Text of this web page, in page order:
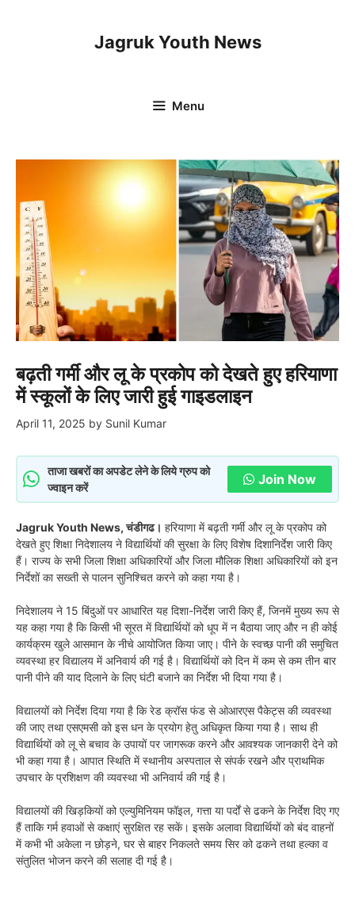
Jagruk Youth News
Menu
बढ़ती गर्मी और लू के प्रकोप को देखते हुए हरियाणा
में स्कूलों के लिए जारी हुई गाइडलाइन
April 11, 2025 by Sunil Kumar
ताजा खबरों का अपडेट लेने के लिये ग्रुप को
ज्वाइन करें
Join Now
Jagruk Youth News, चंडीगढ। हरियाणा में बढ़ती गर्मी और लू के प्रकोप को
देखते हुए शिक्षा निदेशालय ने विद्यार्थियों की सुरक्षा के लिए विशेष दिशानिर्देश जारी किए
हैं। राज्य के सभी जिला शिक्षा अधिकारियों और जिला मौलिक शिक्षा अधिकारियों को इन
निर्देशों का सख्ती से पालन सुनिश्चित करने को कहा गया है।
निदेशालय ने 15 बिंदुओं पर आधारित यह दिशा-निर्देश जारी किए हैं, जिनमें मुख्य रूप से
यह कहा गया है कि किसी भी सूरत में विद्यार्थियों को धूप में न बैठाया जाए और न ही कोई
कार्यक्रम खुले आसमान के नीचे आयोजित किया जाए। पीने के स्वच्छ पानी की समुचित
व्यवस्था हर विद्यालय में अनिवार्य की गई है। विद्यार्थियों को दिन में कम से कम तीन बार
पानी पीने की याद दिलाने के लिए घंटी बजाने का निर्देश भी दिया गया है।
विद्यालयों को निर्देश दिया गया है कि रेड क्रॉस फंड से ओआरएस पैकेट्स की व्यवस्था
की जाए तथा एसएमसी को इस धन के प्रयोग हेतु अधिकृत किया गया है। साथ ही
विद्यार्थियों को लू से बचाव के उपायों पर जागरूक करने और आवश्यक जानकारी देने को
भी कहा गया है। आपात स्थिति में स्थानीय अस्पताल से संपर्क रखने और प्राथमिक
उपचार के प्रशिक्षण की व्यवस्था भी अनिवार्य की गई है।
विद्यालयों की खिड़कियों को एल्युमिनियम फॉइल, गत्ता या पर्दों से ढकने के निर्देश दिए गए
हैं ताकि गर्म हवाओं से कक्षाएं सुरक्षित रह सकें। इसके अलावा विद्यार्थियों को बंद वाहनों
में कभी भी अकेला न छोड़ने, घर से बाहर निकलते समय सिर को ढकने तथा हल्का व
संतुलित भोजन करने की सलाह दी गई है।